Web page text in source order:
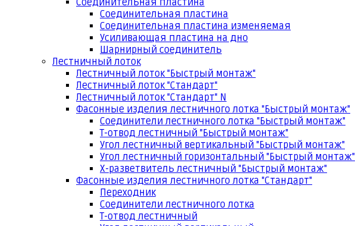
Соединительная пластина
Соединительная пластина
Соединительная пластина изменяемая
Усиливающая пластина на дно
Шарнирный соединитель
Лестничный лоток
Лестничный лоток "Быстрый монтаж"
Лестничный лоток "Стандарт"
Лестничный лоток "Стандарт" N
Фасонные изделия лестничного лотка "Быстрый монтаж"
Соединители лестничного лотка "Быстрый монтаж"
Т-отвод лестничный "Быстрый монтаж"
Угол лестничный вертикальный "Быстрый монтаж"
Угол лестничный горизонтальный "Быстрый монтаж"
Х-разветвитель лестничный "Быстрый монтаж"
Фасонные изделия лестничного лотка "Стандарт"
Переходник
Соединители лестничного лотка
Т-отвод лестничный